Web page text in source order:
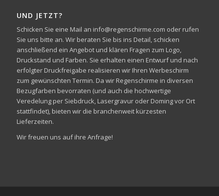
UND JETZT?
Schicken Sie eine Mail an info@regenschirme.com oder rufen
Sie uns bitte an. Wir beraten Sie bis ins Detail, schicken
anschließend ein Angebot und klären Fragen zum Logo,
Druckstand und Farben. Sie erhalten einen Entwurf und nach
erfolgter Druckfreigabe realisieren wir Ihren Werbeschirm
zum gewünschten Termin. Da wir Regenschirme in diversen
Bezugfarben bevorraten (und auch die hochwertige
Veredelung per Siebdruck, Lasergravur oder Doming vor Ort
stattfindet), bieten wir die branchenweit kürzesten
Lieferzeiten.
Wir freuen uns auf ihre Anfrage!